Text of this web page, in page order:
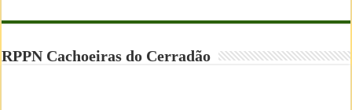
RPPN Cachoeiras do Cerradão